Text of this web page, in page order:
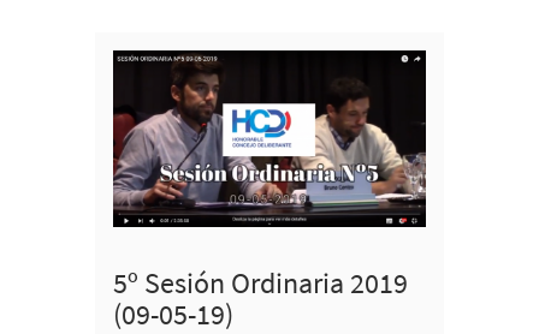
5º Sesión Ordinaria 2019
(09-05-19)